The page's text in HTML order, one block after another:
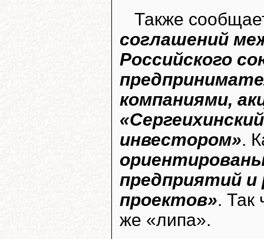
Также
соглашений
Российского
компаниями,
инвестором».
предприятий и
проектов». Так
же «липа».